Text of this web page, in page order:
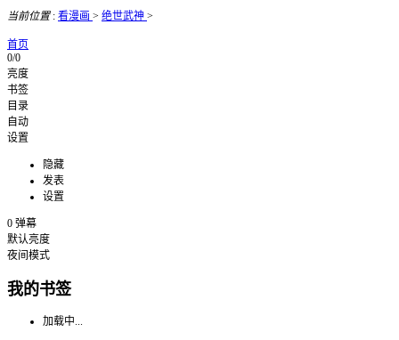
当前位置: 看漫画 > 绝世武神 >
首页
0/0
亮度
书签
目录
自动
设置
隐藏
发表
设置
0 弹幕
默认亮度
夜间模式
我的书签
加载中...